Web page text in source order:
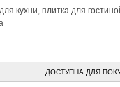
кухни, плитка для
ДОСТУПНА ДЛЯ